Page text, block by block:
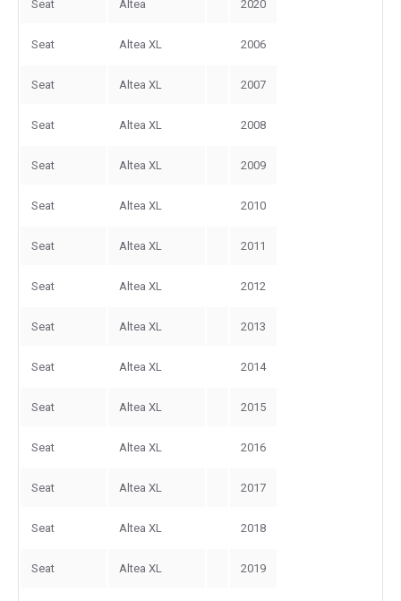
Seat Altea 2020
Seat Altea XL 2006
Seat Altea XL 2007
Seat Altea XL 2008
Seat Altea XL 2009
Seat Altea XL 2010
Seat Altea XL 2011
Seat Altea XL 2012
Seat Altea XL 2013
Seat Altea XL 2014
Seat Altea XL 2015
Seat Altea XL 2016
Seat Altea XL 2017
Seat Altea XL 2018
Seat Altea XL 2019